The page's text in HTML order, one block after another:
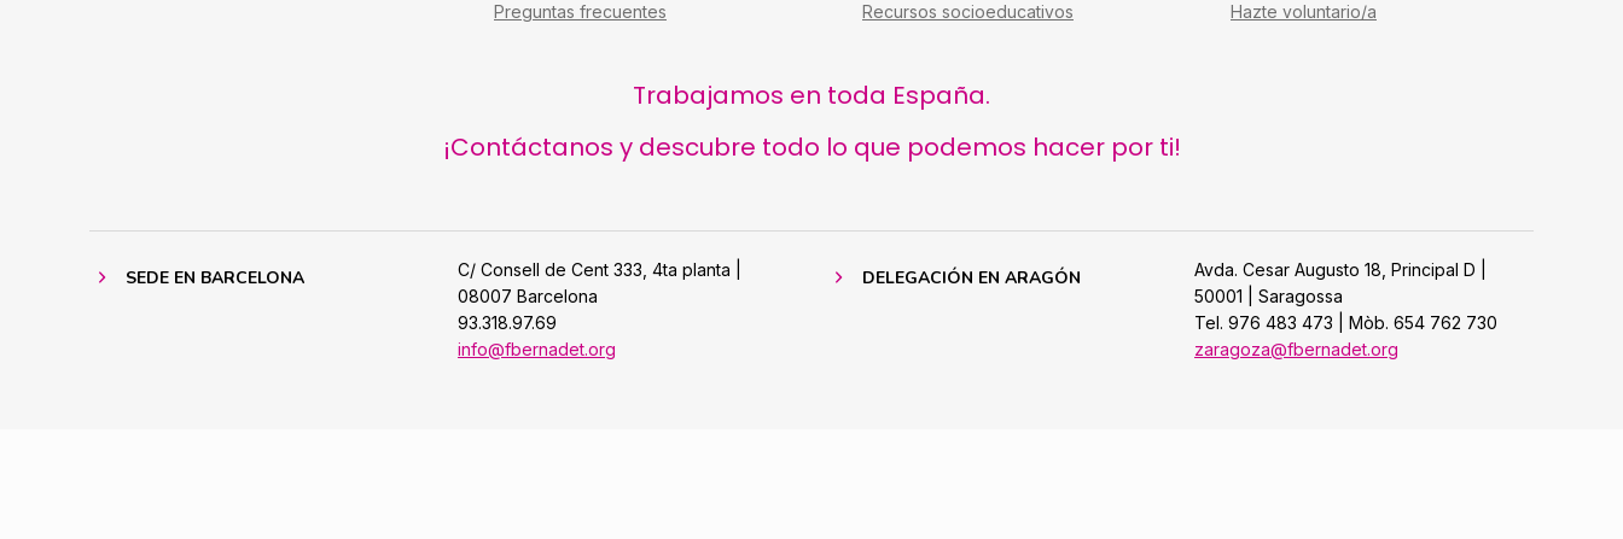
Preguntas frecuentes
Recursos socioeducativos
Hazte voluntario/a
Trabajamos en toda España.
¡Contáctanos y descubre todo lo que podemos hacer por ti!
SEDE EN BARCELONA
C/ Consell de Cent 333, 4ta planta |
08007 Barcelona
93.318.97.69
info@fbernadet.org
DELEGACIÓN EN ARAGÓN
Avda. Cesar Augusto 18, Principal D |
50001 | Saragossa
Tel. 976 483 473 | Mòb. 654 762 730
zaragoza@fbernadet.org